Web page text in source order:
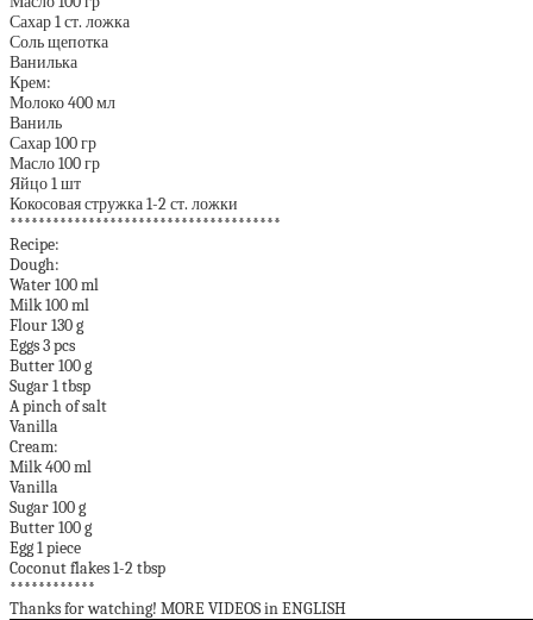
Сахар 1 ст. ложка
Соль щепотка
Ванилька
Крем:
Молоко 400 мл
Ваниль
Сахар 100 гр
Масло 100 гр
Яйцо 1 шт
Кокосовая стружка 1-2 ст. ложки
**************************************
Recipe:
Dough:
Water 100 ml
Milk 100 ml
Flour 130 g
Eggs 3 pcs
Butter 100 g
Sugar 1 tbsp
A pinch of salt
Vanilla
Cream:
Milk 400 ml
Vanilla
Sugar 100 g
Butter 100 g
Egg 1 piece
Coconut flakes 1-2 tbsp
************
Thanks for watching! MORE VIDEOS in ENGLISH